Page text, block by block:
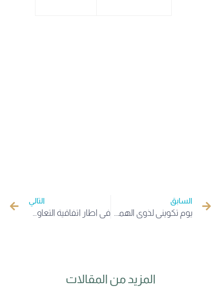
السابق التالي
في اطار اتفاقية التعاون 5+5الجزائرية والتونسية
المزيد من المقالات